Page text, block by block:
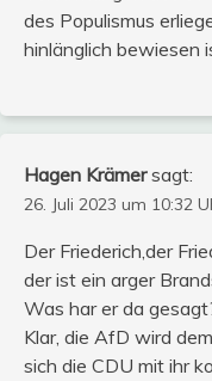
des Populismus
hinlänglich bewiesen
Hagen Krämer sagt:
26. Juli 2023 um 10:32
Der Friederich,der
der ist ein arger
Was har er da
Klar, die AfD wird
sich die CDU mit ihr